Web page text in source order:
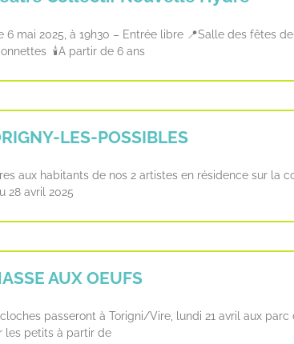
6 mai 2025, à 19h30 – Entrée libre 📍Salle des fêtes
🕯️A partir de 6 ans
LES-POSSIBLES
aux habitants de nos 2 artistes en résidence sur la
28 avril 2025
AUX OEUFS
cloches passeront à Torigni/Vire, lundi 21 avril aux
les petits à partir de